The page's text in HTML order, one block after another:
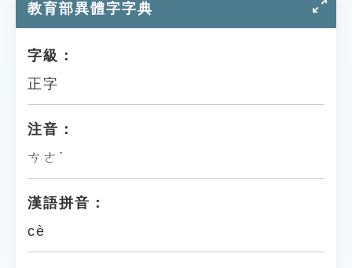
貓頭鷹博士
教育部異體字字典
字級：
正字
注音：
ㄘㄜˋ
漢語拼音：
cè